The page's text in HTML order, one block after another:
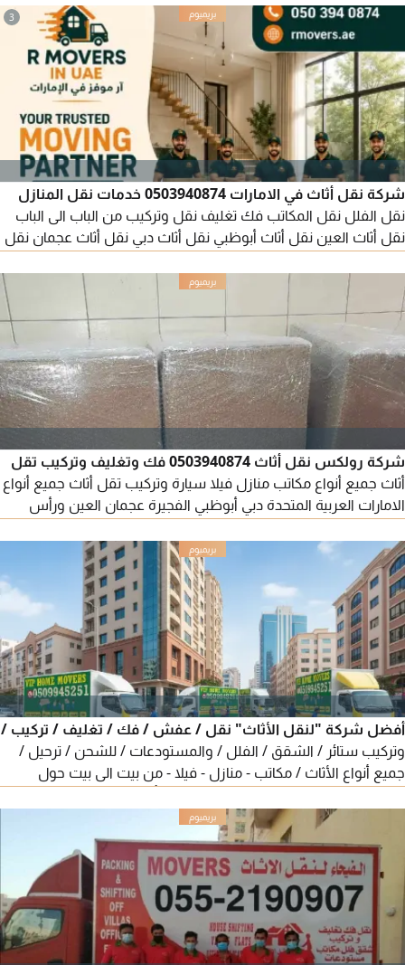
كلباء مدام مزيرع كل الامارات نقل أثاث دبي نقل أثاث عجمان نقل
أثاث العين نقل أثاث رأس الخيمة نقل أثاث الاعمارات نقل الأثاث دبي
نقل أثاث أبؤ ظبي نقل أثاث مستعمل
3
شركة نقل أثاث في الامارات 0503940874 خدمات نقل المنازل
نقل الفلل نقل المكاتب فك تغليف نقل وتركيب من الباب الى الباب
نقل أثاث العين نقل أثاث أبوظبي نقل أثاث دبي نقل أثاث عجمان نقل
العين نقل أثاث في أبوظبي نقل أثاث في الفجيرة نقل أثاث في عجمان
نقل أثاث في دبي نقل أثاث في الشارقة نقل أثاث في رأس الخيمة ش
شركة رولكس نقل أثاث 0503940874 فك وتغليف وتركيب تقل
أثاث جميع أنواع مكاتب منازل فيلا سيارة وتركيب تقل أثاث جميع أنواع
الامارات العربية المتحدة دبي أبوظبي الفجيرة عجمان العين ورأس
أفضل شركة "لنقل الأثاث" نقل / عفش / فك / تغليف / تركيب /
وتركيب ستائر / الشقق / الفلل / والمستودعات / للشحن / ترحيل /
جميع أنواع الأثاث / مكاتب - منازل - فيلا - من بيت الى بيت حول